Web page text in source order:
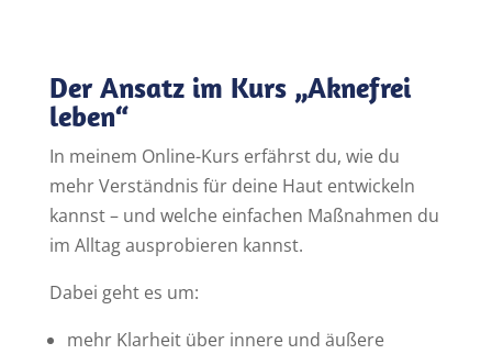
Der Ansatz im Kurs „Aknefrei
leben“
In meinem Online-Kurs erfährst du, wie du
mehr Verständnis für deine Haut entwickeln
kannst – und welche einfachen Maßnahmen du
im Alltag ausprobieren kannst.
Dabei geht es um:
mehr Klarheit über innere und äußere